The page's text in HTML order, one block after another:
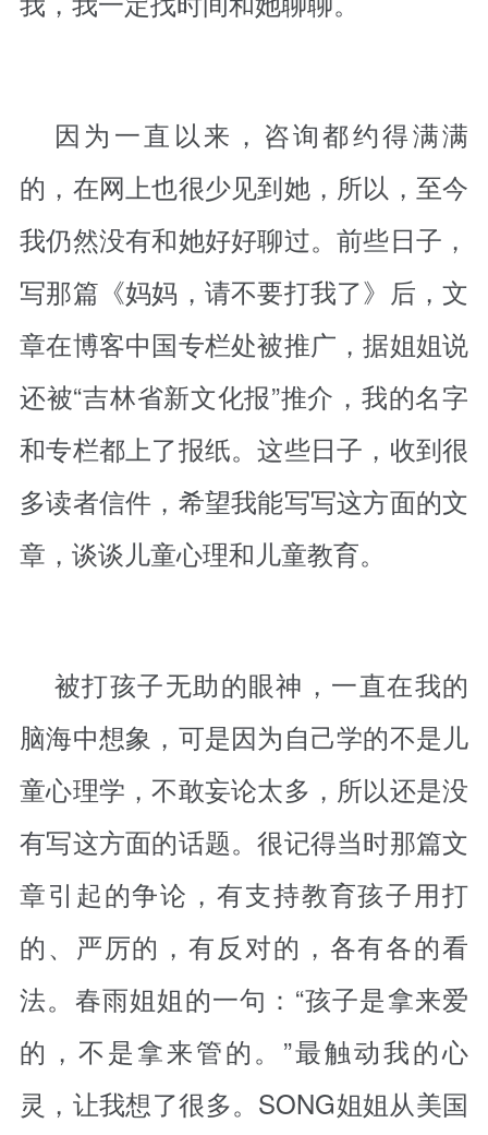
因为一直以来，咨询都约得满满
的，在网上也很少见到她，所以，至今
我仍然没有和她好好聊过。前些日子，
写那篇《妈妈，请不要打我了》后，文
章在博客中国专栏处被推广，据姐姐说
还被“吉林省新文化报”推介，我的名字
和专栏都上了报纸。这些日子，收到很
多读者信件，希望我能写写这方面的文
章，谈谈儿童心理和儿童教育。
被打孩子无助的眼神，一直在我的
脑海中想象，可是因为自己学的不是儿
童心理学，不敢妄论太多，所以还是没
有写这方面的话题。很记得当时那篇文
章引起的争论，有支持教育孩子用打
的、严厉的，有反对的，各有各的看
法。春雨姐姐的一句：“孩子是拿来爱
的，不是拿来管的。”最触动我的心
灵，让我想了很多。SONG姐姐从美国